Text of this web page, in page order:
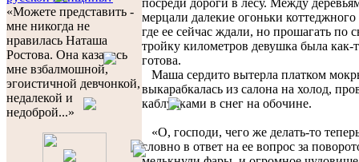
«Можете представить -
мне никогда не
нравилась Наташа
Ростова. Она казалась
мне взбалмошной,
эгоистичной девчонкой,
недалекой и
недоброй...»
мерцали далекие огоньки коттеджного
где ее сейчас ждали, но прошагать по
тройку километров девушка была как-
готова.
Маша сердито вытерла платком
выкарабкалась из салона на холод,
каблучками в снег на обочине.
«О, господи, чего же делать-то
словно в ответ на ее вопрос за